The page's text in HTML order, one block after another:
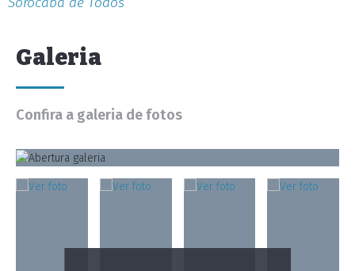
Galeria
Confira a galeria de fotos